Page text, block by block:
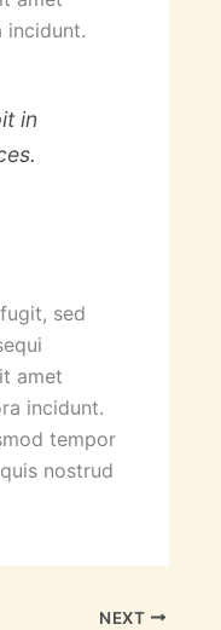
incidunt.
in
sed
amet
incidunt.
tempor
nostrud
NEXT